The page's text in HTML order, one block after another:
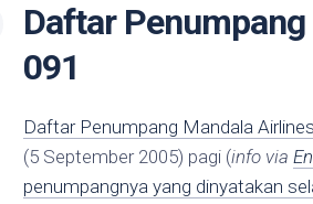
Daftar
091
Daftar Penumpang Mandala
(5 September 2005) pagi (info via
penumpangnya yang dinyatakan